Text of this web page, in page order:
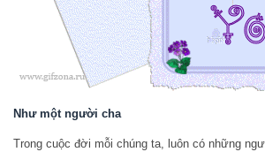
Như một người cha
Trong cuộc đời mỗi chúng ta, luôn có những